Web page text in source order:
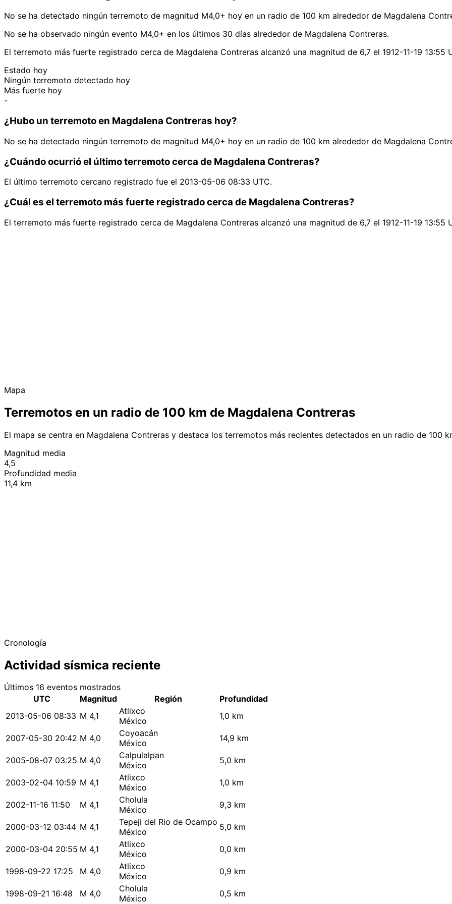
No se ha detectado ningún terremoto de magnitud M4,0+ hoy en un radio de 100 km alrededor de Magdalena
No se ha observado ningún evento M4,0+ en los últimos 30 días alrededor de Magdalena Contreras.
El terremoto más fuerte registrado cerca de Magdalena Contreras alcanzó una magnitud de 6,7 el 1912-11-19 13:55
Estado hoy
Ningún terremoto detectado hoy
Más fuerte hoy
-
¿Hubo un terremoto en Magdalena Contreras hoy?
No se ha detectado ningún terremoto de magnitud M4,0+ hoy en un radio de 100 km alrededor de Magdalena
¿Cuándo ocurrió el último terremoto cerca de Magdalena Contreras?
El último terremoto cercano registrado fue el 2013-05-06 08:33 UTC.
¿Cuál es el terremoto más fuerte registrado cerca de Magdalena Contreras?
El terremoto más fuerte registrado cerca de Magdalena Contreras alcanzó una magnitud de 6,7 el 1912-11-19 13:55
Mapa
Terremotos en un radio de 100 km de Magdalena Contreras
El mapa se centra en Magdalena Contreras y destaca los terremotos más recientes detectados en un radio de 100
Magnitud media
4,5
Profundidad media
11,4 km
Cronología
Actividad sísmica reciente
Últimos 16 eventos mostrados
UTC
Magnitud Región
Profundidad
2013-05-06 08:33 M 4,1
Atlixco
México
1,0 km
2007-05-30 20:42 M 4,0
Coyoacán
México
14,9 km
2005-08-07 03:25 M 4,0
Calpulalpan
México
5,0 km
2003-02-04 10:59 M 4,1
Atlixco
México
1,0 km
2002-11-16 11:50 M 4,1
Cholula
México
9,3 km
2000-03-12 03:44 M 4,1
Tepeji del Rio de Ocampo
México
5,0 km
2000-03-04 20:55 M 4,1
Atlixco
México
0,0 km
1998-09-22 17:25 M 4,0
Atlixco
México
0,9 km
1998-09-21 16:48 M 4,0
Cholula
México
0,5 km